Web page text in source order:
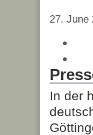
27. June
In der